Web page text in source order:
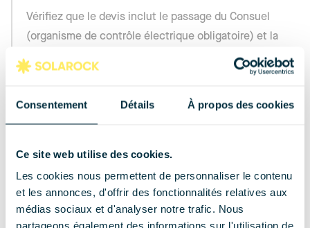
Consentement Détails À propos des cookies
Ce site web utilise des cookies.
Les cookies nous permettent de personnaliser le contenu
et les annonces, d'offrir des fonctionnalités relatives aux
médias sociaux et d'analyser notre trafic. Nous
partageons également des informations sur l'utilisation de
Vérifiez que le devis inclut le passage du Consuel
(organisme de contrôle électrique obligatoire) et la
déclaration auprès d'Enedis. Ces étapes n'ont pas de
prix net mais doivent figurer au devis.
Installation solaire à Clermont-
Ferrand : le processus pas à
pas
Comprendre le déroulement complet d'une